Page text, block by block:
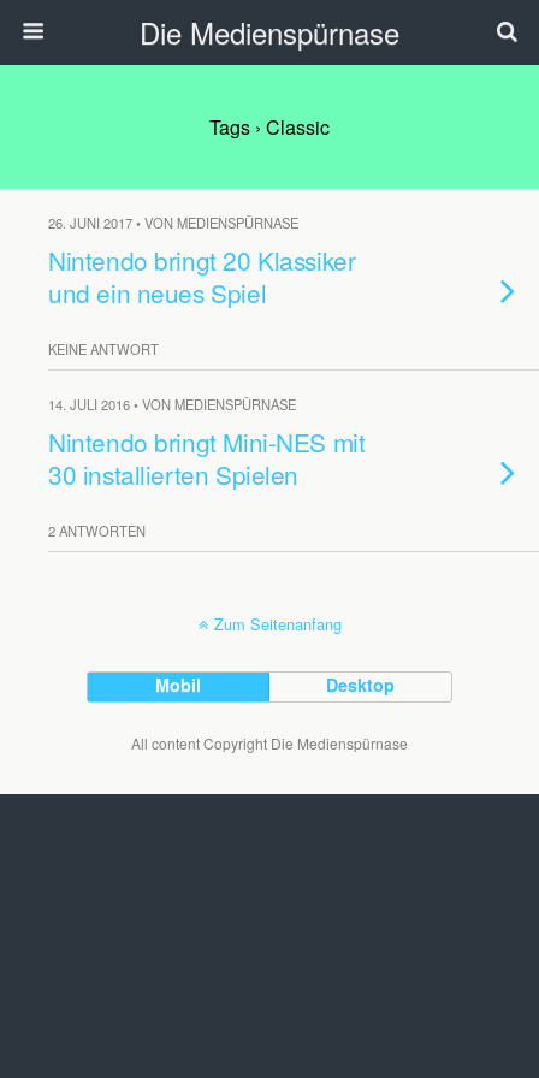
Die Medienspürnase
Tags › Classic
26. JUNI 2017 • VON MEDIENSPÜRNASE
Nintendo bringt 20 Klassiker
und ein neues Spiel
KEINE ANTWORT
14. JULI 2016 • VON MEDIENSPÜRNASE
Nintendo bringt Mini-NES mit
30 installierten Spielen
2 ANTWORTEN
Zum Seitenanfang
Mobil Desktop
All content Copyright Die Medienspürnase